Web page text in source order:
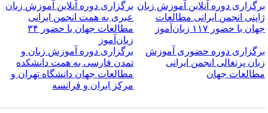
دوره آنلاین آموزش زبان
انجمن ایرانی مطالعات
با حضور ۱۱۷ زبان‌آموز
برگزاری دوره آنلاین آموزش زبان
عبری به همت انجمن ایرانی
مطالعات جهان با حضور ۳۴
زبان‌آموز
دوره حضوری آموزش
پرتغالی انجمن ایرانی
جهان
برگزاری دوره آموزش زبان و
تمدن فارسی به همت دانشکده
مطالعات جهان دانشگاه تهران و
مرکز ایران و فرانسه